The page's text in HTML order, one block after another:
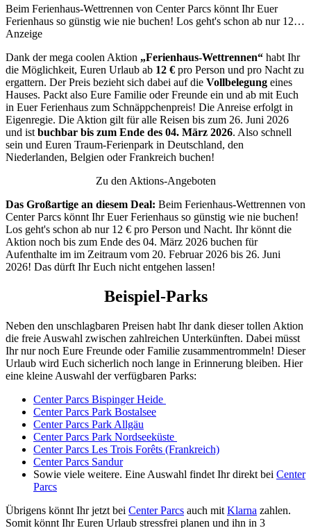
Beim Ferienhaus-Wettrennen von Center Parcs könnt Ihr Euer
Ferienhaus so günstig wie nie buchen! Los geht's schon ab nur 12 €
pro Person und Nacht. Ihr könnt die Aktion noch bis zum Ende des
Februar 2026 bis 26. Juni 2026! Das dürft Ihr Euch nicht entgehen
lassen!
Anzeige
Dank der mega coolen Aktion „Ferienhaus-Wettrennen“ habt Ihr
die Möglichkeit, Euren Urlaub ab 12 € pro Person und pro Nacht zu
ergattern. Der Preis bezieht sich dabei auf die Vollbelegung eines
Hauses. Packt also Eure Familie oder Freunde ein und ab mit Euch
in Euer Ferienhaus zum Schnäppchenpreis! Die Anreise erfolgt in
Eigenregie. Die Aktion gilt für alle Reisen bis zum 26. Juni 2026
und ist buchbar bis zum Ende des 04. März 2026. Also schnell
sein und Euren Traum-Ferienpark in Deutschland, den
Niederlanden, Belgien oder Frankreich buchen!
Zu den Aktions-Angeboten
Das Großartige an diesem Deal: Beim Ferienhaus-Wettrennen von
Center Parcs könnt Ihr Euer Ferienhaus so günstig wie nie buchen!
Los geht's schon ab nur 12 € pro Person und Nacht. Ihr könnt die
Aktion noch bis zum Ende des 04. März 2026 buchen für
Aufenthalte im im Zeitraum vom 20. Februar 2026 bis 26. Juni
2026! Das dürft Ihr Euch nicht entgehen lassen!
Beispiel-Parks
Neben den unschlagbaren Preisen habt Ihr dank dieser tollen Aktion
die freie Auswahl zwischen zahlreichen Unterkünften. Dabei müsst
Ihr nur noch Eure Freunde oder Familie zusammentrommeln! Dieser
Urlaub wird Euch sicherlich noch lange in Erinnerung bleiben. Hier
eine kleine Auswahl der verfügbaren Parks:
Center Parcs Bispinger Heide
Center Parcs Park Bostalsee
Center Parcs Park Allgäu
Center Parcs Park Nordseeküste
Center Parcs Les Trois Forêts (Frankreich)
Center Parcs Sandur
Sowie viele weitere. Eine Auswahl findet Ihr direkt bei Center
Parcs
Übrigens könnt Ihr jetzt bei Center Parcs auch mit Klarna zahlen.
Somit könnt Ihr Euren Urlaub stressfrei planen und ihn in 3